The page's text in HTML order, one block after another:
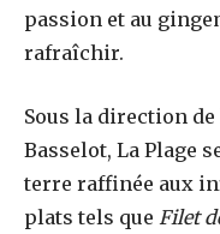
passion et au
rafraîchir.
Sous la direction
Basselot, La Plage
terre raffinée aux
plats tels que Filet